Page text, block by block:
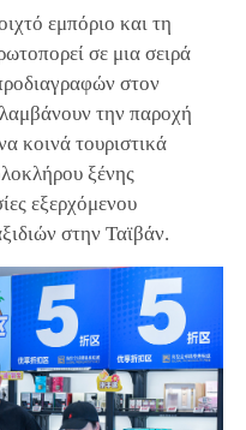
εμπόριο και τη
σε μια σειρά
στον
την παροχή
κοινά τουριστικά
ξένης
εξερχόμενου
στην Ταϊβάν.